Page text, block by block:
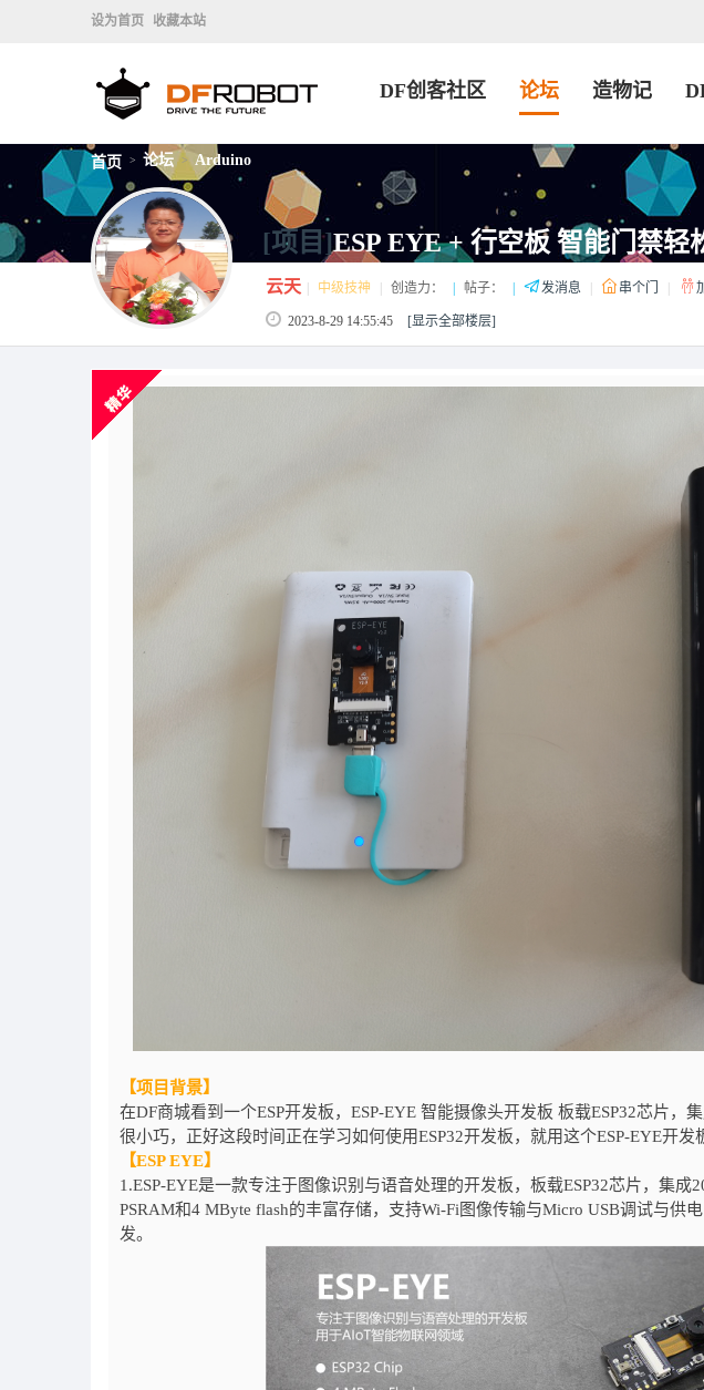
设为首页 收藏本站
DF创客社区 论坛 造物记
首页 > 论坛 > Arduino
[项目]ESP EYE + 行空板 智能门禁轻
云天 中级技神 创造力： 帖子： 发消息 串个门
2023-8-29 14:55:45 [显示全部楼层]
【项目背景】
在DF商城看到一个ESP开发板，ESP-EYE 智能摄像头开发板 板载ESP32芯片，
很小巧，正好这段时间正在学习如何使用ESP32开发板，就用这个ESP-EYE开发
【ESP EYE】
1.ESP-EYE是一款专注于图像识别与语音处理的开发板，板载ESP32芯片，集
PSRAM和4 MByte flash的丰富存储，支持Wi-Fi图像传输与Micro USB调试与供
发。